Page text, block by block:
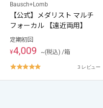
Bausch+Lomb
【公式】メダリスト マルチ
フォーカル 【遠近両用】
定期初回
¥4,009 ~(税込) /箱
5.0
rating
3 レビュー